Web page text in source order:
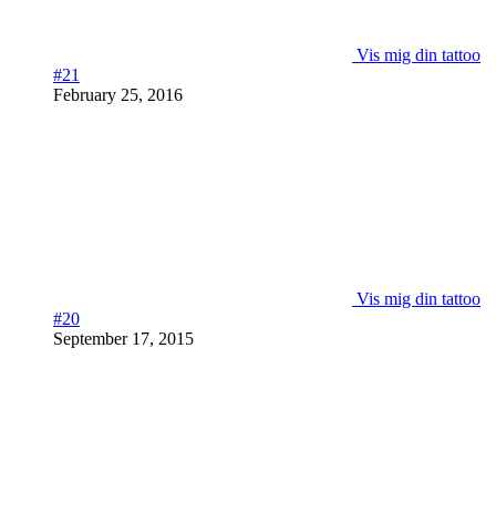
Vis mig din tattoo
#21
February 25, 2016
Vis mig din tattoo
#20
September 17, 2015